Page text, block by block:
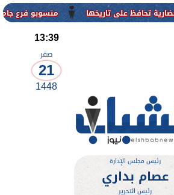
منسوبو فرع جامعة الأزهر للوجه القبلي
13:39
صفر
21
1448
رئيس مجلس الإدارة
عصام بداري
رئيس التحرير